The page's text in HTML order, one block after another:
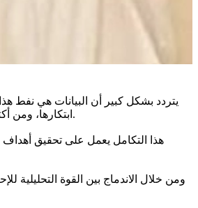
يتردد بشكل كبير أن البيانات هي نفط
ابتكارها، ومن أكثر المجالات أهمية في العلوم والتقنيات الحديثة التي تزايدت أهميتهما في السنوات الأخيرة، وتعد أحد أكثر مجالات البحث إثارة وفرصًا واعدة في القرن الواحد والعشرين.
هذا التكامل يعمل على تحقيق أهداف
ومن خلال الاندماج بين القوة التحليلية